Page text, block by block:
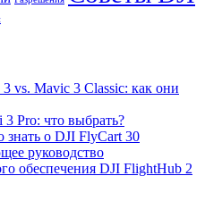
vs. Mavic 3 Classic: как они
Pro: что выбрать?
о DJI FlyCart 30
руководство
обеспечения DJI FlightHub 2